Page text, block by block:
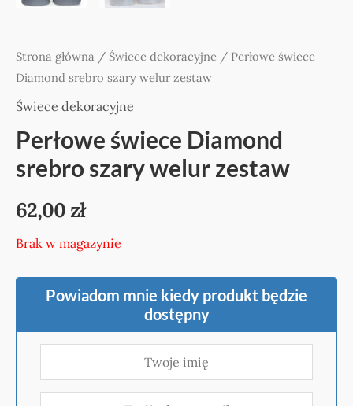
Strona główna / Świece dekoracyjne / Perłowe świece
Diamond srebro szary welur zestaw
Świece dekoracyjne
Perłowe świece Diamond
srebro szary welur zestaw
62,00 zł
Brak w magazynie
Powiadom mnie kiedy produkt będzie
dostępny